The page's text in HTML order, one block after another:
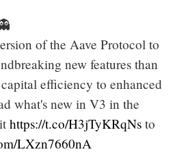
of the Aave Protocol to
new features than
efficiency to enhanced
what's new in V3 in the
https://t.co/H3jTyKRqNs to
LXzn7660nA